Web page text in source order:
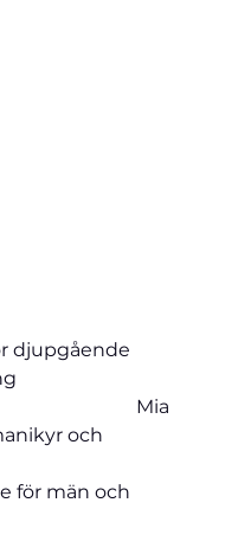
djupgående
streching
Mia
och
för män och